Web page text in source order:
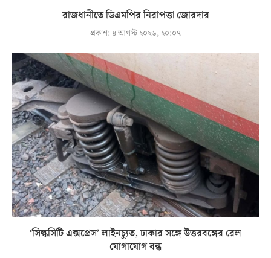
রাজধানীতে ডিএমপির নিরাপত্তা জোরদার
প্রকাশ: ৪ আগস্ট ২০২৬, ২০:০৭
‘সিল্কসিটি এক্সপ্রেস’ লাইনচ্যুত, ঢাকার সঙ্গে উত্তরবঙ্গের রেল
যোগাযোগ বন্ধ